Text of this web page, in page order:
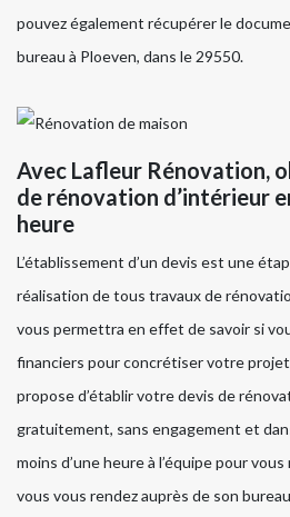
pouvez également récupérer le
bureau à Ploeven, dans le 29550.
Avec Lafleur Rénovation,
de rénovation d’intérieur
heure
L’établissement d’un devis est une
réalisation de tous travaux de
vous permettra en effet de savoir si
financiers pour concrétiser votre
propose d’établir votre devis de
gratuitement, sans engagement et
moins d’une heure à l’équipe pour
vous vous rendez auprès de son